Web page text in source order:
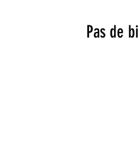
Pas de